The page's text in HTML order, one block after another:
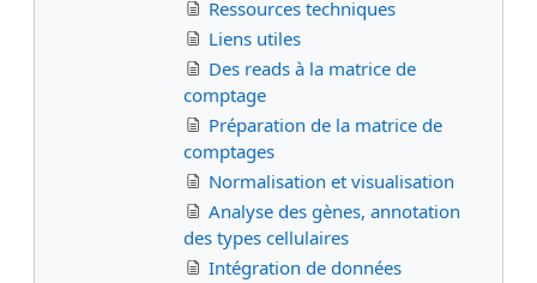
Ressources techniques
Liens utiles
Des reads à la matrice de
comptage
Préparation de la matrice de
comptages
Normalisation et visualisation
Analyse des gènes, annotation
des types cellulaires
Intégration de données